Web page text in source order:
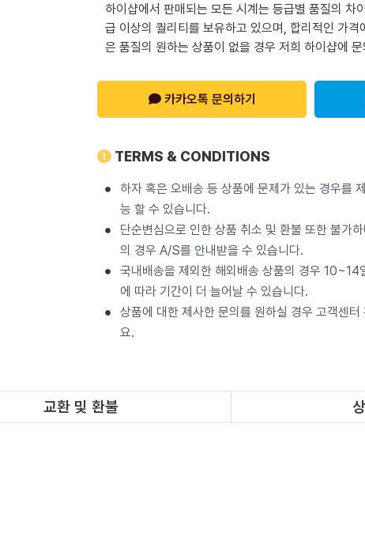
하이샵에서 판매되는 모든 시계는 등급별 품질의 차
급 이상의 퀄리티를 보유하고 있으며, 합리적인 가
은 품질의 원하는 상품이 없을 경우 저희 하이샵에
카카오톡 문의하기
TERMS & CONDITIONS
하자 혹은 오배송 등 상품에 문제가 있는 경우를
능 할 수 있습니다.
단순변심으로 인한 상품 취소 및 환불 또한 불가
의 경우 A/S를 안내받을 수 있습니다.
국내배송을 제외한 해외배송 상품의 경우 10~14
에 따라 기간이 더 늘어날 수 있습니다.
상품에 대한 제사한 문의를 원하실 경우 고객센터
요.
교환 및 환불